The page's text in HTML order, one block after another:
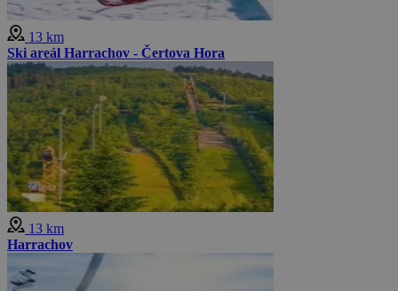
13 km
Ski areál Harrachov - Čertova Hora
13 km
Harrachov